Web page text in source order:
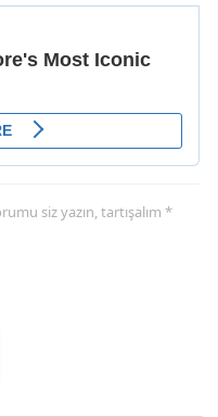
siz yazın, tartışalım *